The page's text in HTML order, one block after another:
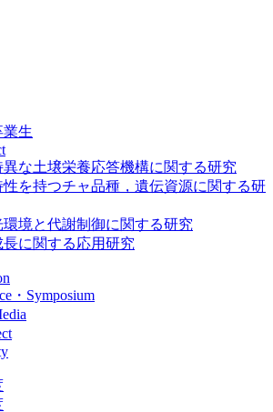
業生
な土壌栄養応答機構に関する研究
性を持つチャ品種，遺伝資源に関する研
境と代謝制御に関する研究
に関する応用研究
・Symposium